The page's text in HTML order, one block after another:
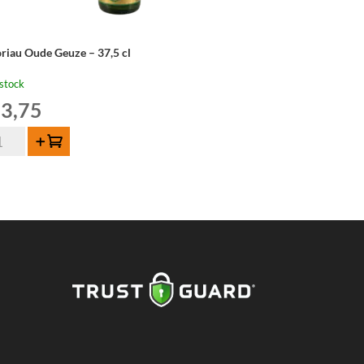
Oude Geuze – 37,5 cl
3,75
Ajouter au panier